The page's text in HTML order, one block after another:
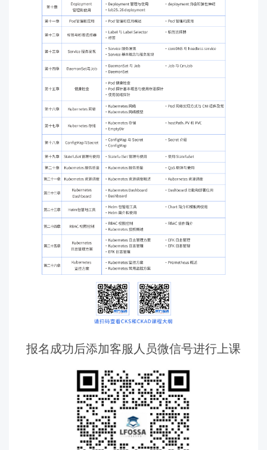
报名成功后添加客服人员微信号进行上课